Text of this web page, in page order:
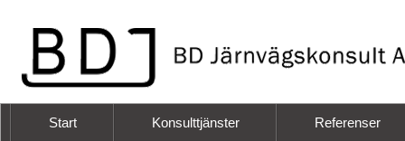
Start Konsulttjänster Referenser